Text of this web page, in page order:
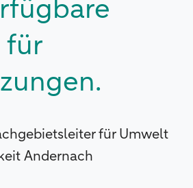
für
für Umwelt
Andernach